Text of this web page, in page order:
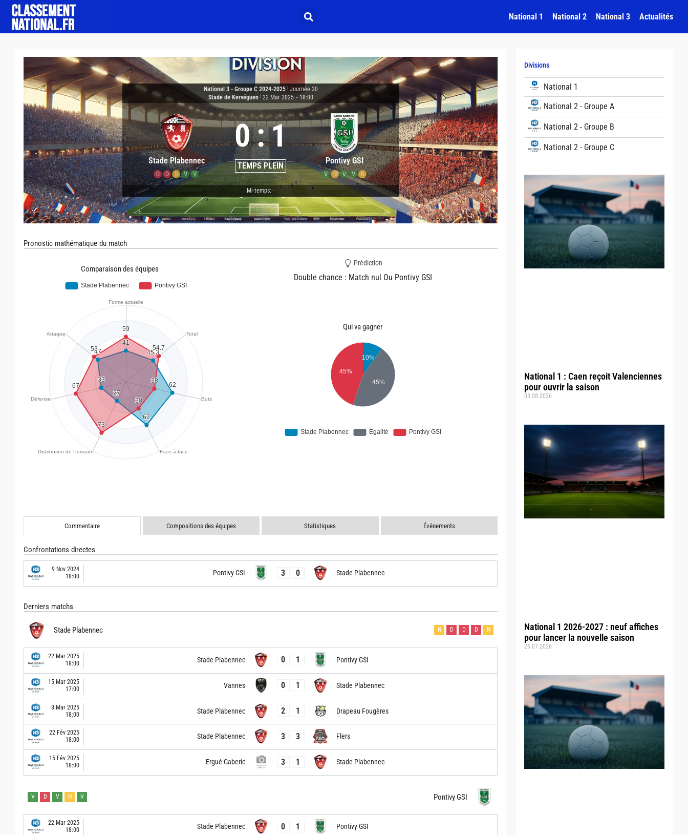
National 1 National 2 National 3 Actualités
Divisions
National 1
National 2 - Groupe A
National 2 - Groupe B
National 2 - Groupe C
National 1 : Caen reçoit Valenciennes
pour ouvrir la saison
03.08.2026
National 1 2026-2027 : neuf affiches
pour lancer la nouvelle saison
26.07.2026
National 3 - Groupe C 2024-2025
Journée 20
Stade de Kervéguen
22 Mar 2025 - 18:00
Stade Plabennec
D D N V V
0:1
TEMPS PLEIN Pontivy GSI
V N V V N
Mi-temps: -
Pronostic mathématique du match
Comparaison des équipes
Prédiction
Double chance : Match nul Ou Pontivy GSI
Qui va gagner
Commentaire Compositions des équipes Statistiques Événements
Confrontations directes
9 Nov 2024
18:00
Pontivy GSI 3 0 Stade Plabennec
Derniers matchs
Stade Plabennec N D D D N
22 Mar 2025
18:00
Stade Plabennec 0 1 Pontivy GSI
15 Mar 2025
17:00
Vannes 0 1 Stade Plabennec
8 Mar 2025
18:00
Stade Plabennec 2 1 Drapeau Fougères
22 Fév 2025
18:00
Stade Plabennec 3 3 Flers
15 Fév 2025
18:00
Ergué-Gaberic 3 1 Stade Plabennec
Pontivy GSI
V D V N V
22 Mar 2025
18:00
Stade Plabennec 0 1 Pontivy GSI